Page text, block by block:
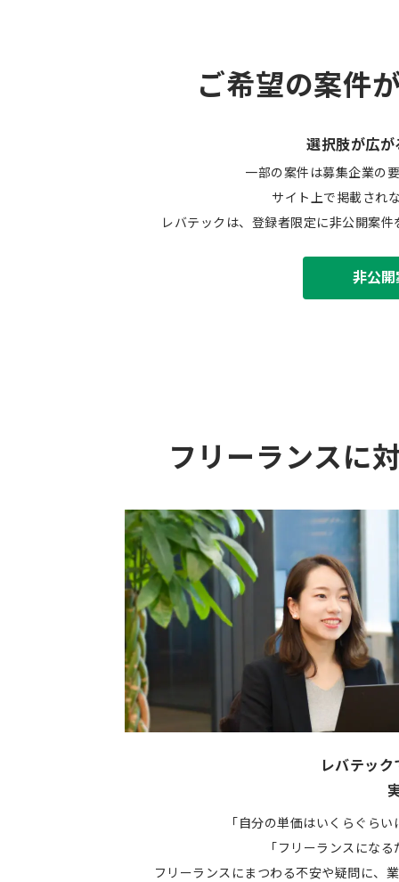
ご希望の案件
選択肢が広が
一部の案件は募集企業の
サイト上で掲載され
レバテックは、登録者限定に非公開案
非公
フリーランスに
レバテッ
「自分の単価はいくらぐら
「フリーランスにな
フリーランスにまつわる不安や疑問に、